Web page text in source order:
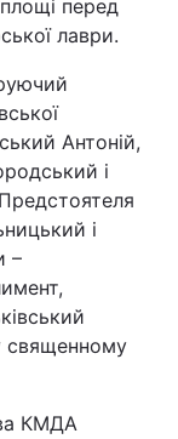
перед
лаври.
Антоній,
і
і
–
священному
КМДА